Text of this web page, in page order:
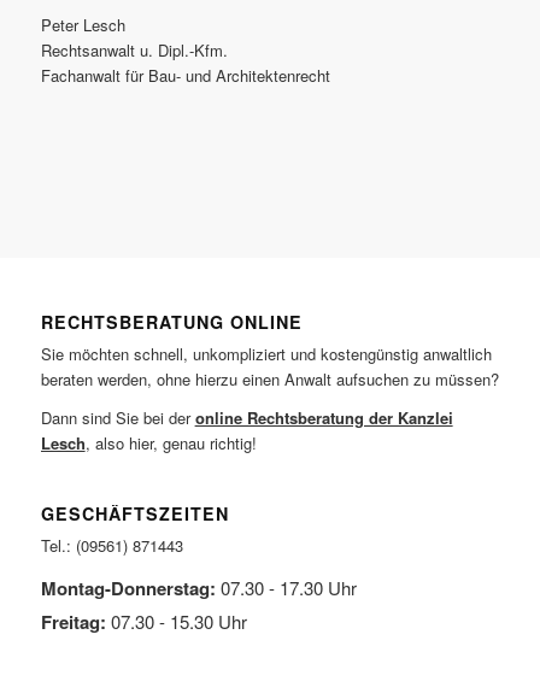
Peter Lesch
Rechtsanwalt u. Dipl.-Kfm.
Fachanwalt für Bau- und Architektenrecht
RECHTSBERATUNG ONLINE
Sie möchten schnell, unkompliziert und kostengünstig anwaltlich
beraten werden, ohne hierzu einen Anwalt aufsuchen zu müssen?
Dann sind Sie bei deronline Rechtsberatung der Kanzlei
Lesch, also hier, genau richtig!
GESCHÄFTSZEITEN
Tel.: (09561) 871443
Montag-Donnerstag: 07.30 - 17.30 Uhr
Freitag: 07.30 - 15.30 Uhr